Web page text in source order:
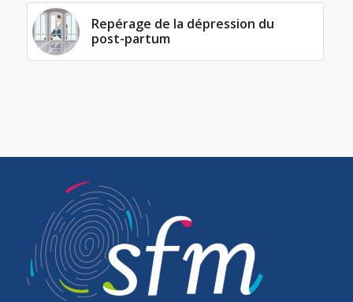
Repérage de la dépression du
post-partum